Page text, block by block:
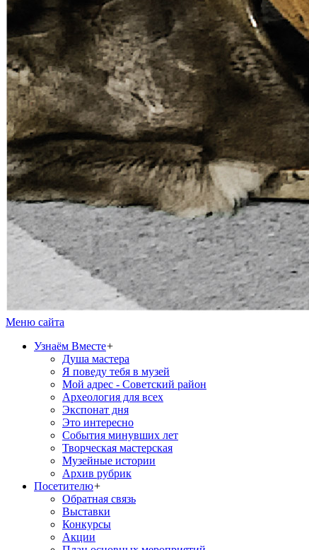
Меню сайта
Узнаём Вместе+
Душа мастера
Я поведу тебя в музей
Мой адрес - Советский район
Археология для всех
Экспонат дня
Это интересно
События минувших лет
Творческая мастерская
Музейные истории
Архив рубрик
Посетителю+
Обратная связь
Выставки
Конкурсы
Акции